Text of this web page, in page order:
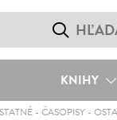
KNIHY
- ČASOPISY-